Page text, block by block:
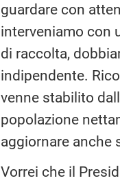
guardare con
interveniamo con
di raccolta,
indipendente.
venne stabilito
popolazione
aggiornare anche
Vorrei che il